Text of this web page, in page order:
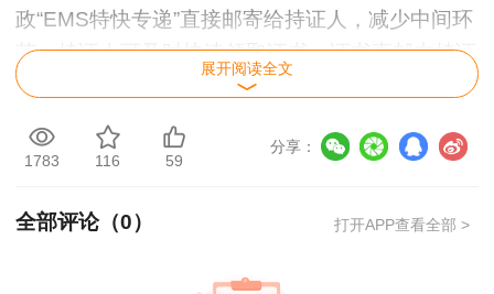
政“EMS特快专递”直接邮寄给持证人，减少中间环
节，持证人可及时快速领取证书。证书直邮由持证
人自愿申请，费用由本人承担。
二、直邮范围
员职业资格证书（见附表）。
展开阅读全文
1783 116 59
分享：
全部评论（0） 打开APP查看全部 >